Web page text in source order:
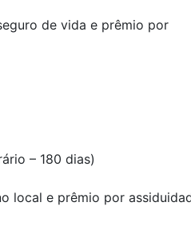
de vida e prêmio por
– 180 dias)
local e prêmio por